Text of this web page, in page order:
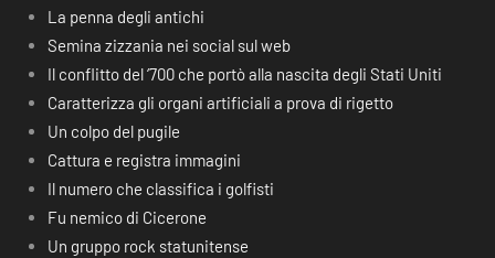
La penna degli antichi
Semina zizzania nei social sul web
Il conflitto del ‘700 che portò alla nascita degli Stati Uniti
Caratterizza gli organi artificiali a prova di rigetto
Un colpo del pugile
Cattura e registra immagini
Il numero che classifica i golfisti
Fu nemico di Cicerone
Un gruppo rock statunitense